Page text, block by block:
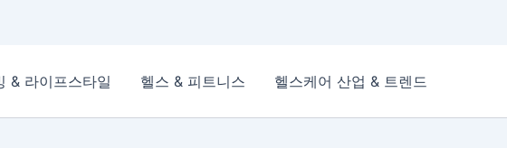
& 라이프스타일 헬스 & 피트니스 헬스케어 산업 & 트렌드